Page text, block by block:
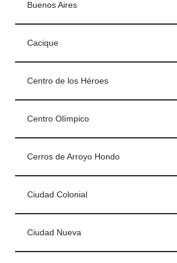
Buenos Aires
Cacique
Centro de los Héroes
Centro Olímpico
Cerros de Arroyo Hondo
Ciudad Colonial
Ciudad Nueva